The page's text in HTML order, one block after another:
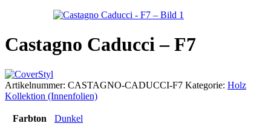
Castagno Caducci – F7
Artikelnummer: CASTAGNO-CADUCCI-F7 Kategorie: Holz
Kollektion (Innenfolien)
Farbton Dunkel